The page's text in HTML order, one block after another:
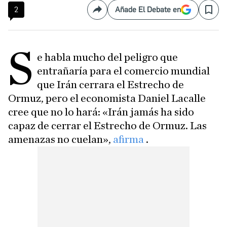
2 CompartirAñade El Debate en Save
S e habla mucho del peligro que
entrañaría para el comercio mundial
que Irán cerrara el Estrecho de
Ormuz, pero el economista Daniel Lacalle
cree que no lo hará: «Irán jamás ha sido
capaz de cerrar el Estrecho de Ormuz. Las
amenazas no cuelan», afirma .